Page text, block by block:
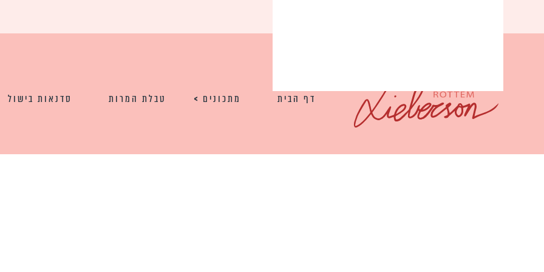
דף הבית מתכונים טבלת המרות סדנאות בישול